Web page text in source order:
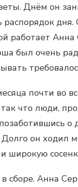
Днём он
распорядок
работает
был очень
почти во
так что люди,
он ходил
широкую
сборе. Анна